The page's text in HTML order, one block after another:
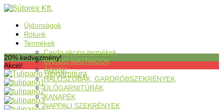
Újdonságok
Rólunk
Termékek
Cardo akciós termékek
CARDO MATRACOK
ÁGYAK
HÁLÓSZOBÁK, GARDRÓBSZEKRÉNYEK
ÜLŐGARNITÚRÁK
KANAPÉK
NAPPALI SZEKRÉNYEK
20% kedvezmény!
Akció!